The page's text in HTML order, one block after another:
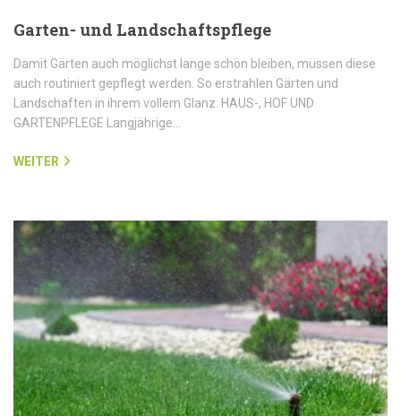
Garten- und Landschaftspflege
Damit Gärten auch möglichst lange schön bleiben, müssen diese
auch routiniert gepflegt werden. So erstrahlen Gärten und
Landschaften in ihrem vollem Glanz. HAUS-, HOF UND
GARTENPFLEGE Langjährige…
WEITER